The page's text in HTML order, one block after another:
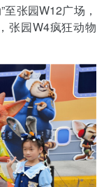
张园W12广场，
张园W4疯狂动物